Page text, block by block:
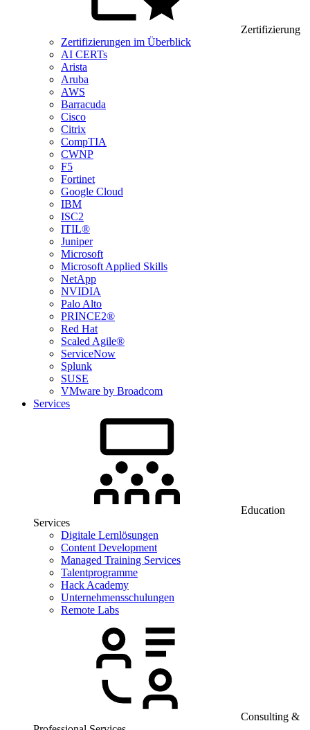
Zertifizierung
Zertifizierungen im Überblick
AI CERTs
Arista
Aruba
AWS
Barracuda
Cisco
Citrix
CompTIA
CWNP
F5
Fortinet
Google Cloud
IBM
ISC2
ITIL®
Juniper
Microsoft
Microsoft Applied Skills
NetApp
NVIDIA
Palo Alto
PRINCE2®
Red Hat
Scaled Agile®
ServiceNow
Splunk
SUSE
VMware by Broadcom
Services
Education
Services
Digitale Lernlösungen
Content Development
Managed Training Services
Talentprogramme
Hack Academy
Unternehmensschulungen
Remote Labs
Consulting &